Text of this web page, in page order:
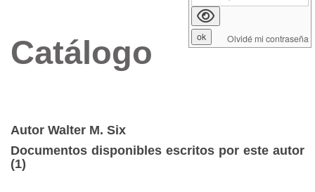
Catálogo
Autor Walter M. Six
Documentos disponibles escritos por este autor
(1)
Olvidé mi contraseña